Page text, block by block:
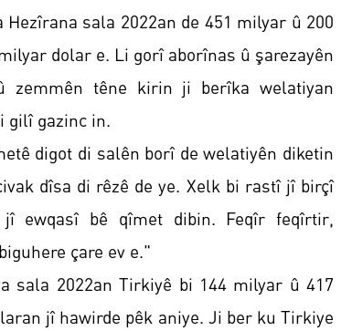
sala 2022an de 451 milyar û 200
dolar e. Li gorî aborînas û şarezayên
zemmên têne kirin ji berîka welatiyan
gilî gazinc in.
digot di salên borî de welatiyên diketin
dîsa di rêzê de ye. Xelk bi rastî jî birçî
ewqasî bê qîmet dibin. Feqîr feqîrtir,
çare ev e."
sala 2022an Tirkiyê bi 144 milyar û 417
jî hawirde pêk aniye. Ji ber ku Tirkiye